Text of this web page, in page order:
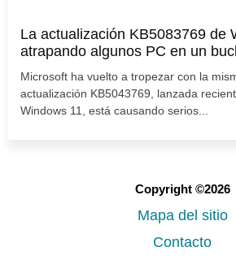
La actualización KB5083769 de
atrapando algunos PC en un
Microsoft ha vuelto a tropezar con la
actualización KB5043769, lanzada
Windows 11, está causando serios...
Copyright ©2026
Mapa del sitio
Contacto